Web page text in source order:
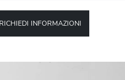
RICHIEDI INFORMAZIONI